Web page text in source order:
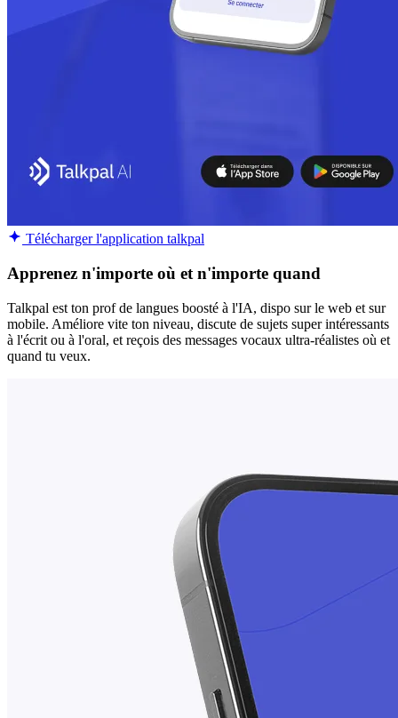
Télécharger l'application talkpal
Apprenez n'importe où et n'importe quand
Talkpal est ton prof de langues boosté à l'IA, dispo sur le web et sur
mobile. Améliore vite ton niveau, discute de sujets super intéressants
à l'écrit ou à l'oral, et reçois des messages vocaux ultra-réalistes où et
quand tu veux.